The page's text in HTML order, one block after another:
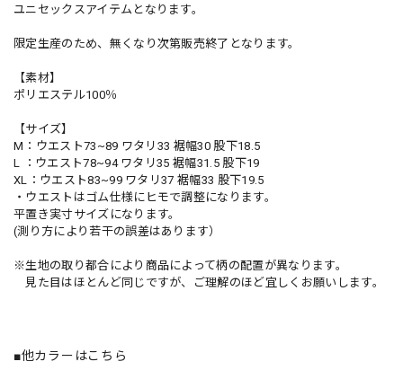
ユニセックスアイテムとなります。
限定生産のため、無くなり次第販売終了となります。
【素材】
ポリエステル100％
【サイズ】
M：ウエスト73~89 ワタリ33 裾幅30 股下18.5
L ：ウエスト78~94 ワタリ35 裾幅31.5 股下19
XL：ウエスト83~99 ワタリ37 裾幅33 股下19.5
・ウエストはゴム仕様にヒモで調整になります。
平置き実寸サイズになります。
(測り方により若干の誤差はあります）
※生地の取り都合により商品によって柄の配置が異なります。
見た目はほとんど同じですが、ご理解のほど宜しくお願いします。
■他カラーはこちら